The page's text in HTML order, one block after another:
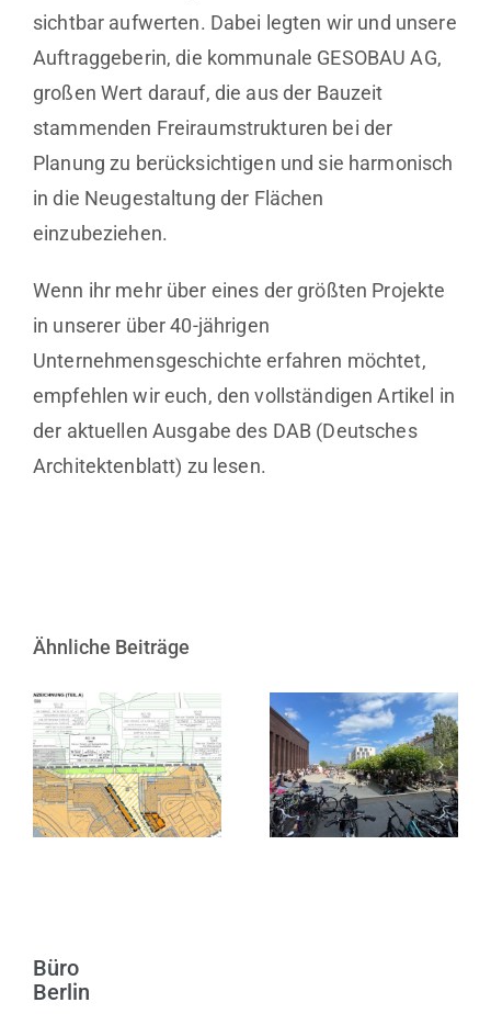
sichtbar aufwerten. Dabei legten wir und unsere
Auftraggeberin, die kommunale GESOBAU AG,
großen Wert darauf, die aus der Bauzeit
stammenden Freiraumstrukturen bei der
Planung zu berücksichtigen und sie harmonisch
in die Neugestaltung der Flächen
einzubeziehen.
Wenn ihr mehr über eines der größten Projekte
in unserer über 40-jährigen
Unternehmensgeschichte erfahren möchtet,
empfehlen wir euch, den vollständigen Artikel in
der aktuellen Ausgabe des DAB (Deutsches
Architektenblatt) zu lesen.
Ähnliche Beiträge
Satzungsbeschluss
zur 1. Änderung
des
Bebauungsplans
Nr. 3 in
Heiligenhafen
10 Jahre KINDL
– Zentrum für
zeitgenössische
Kunst
Büro
Berlin